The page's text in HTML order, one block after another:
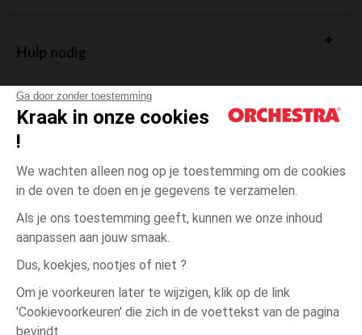
Ga door zonder toestemming
Kraak in onze cookies
!
We wachten alleen nog op je toestemming om de cookies
in de oven te doen en je gegevens te verzamelen.
Als je ons toestemming geeft, kunnen we onze inhoud
aanpassen aan jouw smaak.
Dus, koekjes, nootjes of niet ?
Om je voorkeuren later te wijzigen, klik op de link
'Cookievoorkeuren' die zich in de voettekst van de pagina
bevindt.
Oranje Oranje
3
Hulp nodig
Algemene verkoopsvoorwaarden
Wettelijke bepalingen
Persoonsgegevens